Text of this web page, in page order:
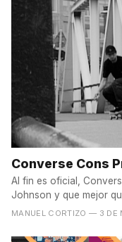
Converse Cons
Al fin es oficial,
Johnson y que mejor
MANUEL CORTIZO — 3 DE